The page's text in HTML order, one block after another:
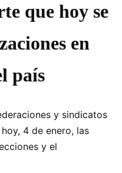
que hoy se
en
país
y sindicatos
4 de enero, las
y el